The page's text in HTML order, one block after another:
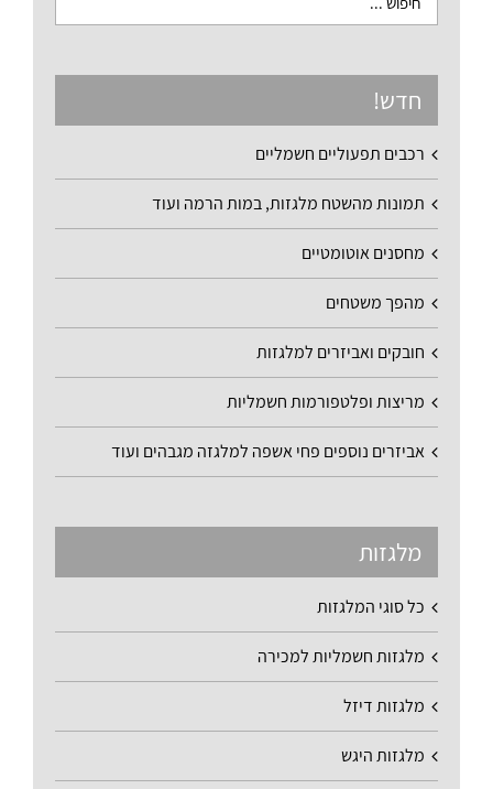
חדש!
רכבים תפעוליים חשמליים
תמונות מהשטח מלגזות, במות הרמה ועוד
מחסנים אוטומטיים
מהפך משטחים
חובקים ואביזרים למלגזות
מריצות ופלטפורמות חשמליות
אביזרים נוספים פחי אשפה למלגזה מגבהים ועוד
מלגזות
כל סוגי המלגזות
מלגזות חשמליות למכירה
מלגזות דיזל
מלגזות היגש